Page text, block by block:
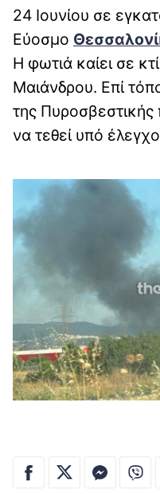
24 Ιουνίου σε
Εύοσμο
Η φωτιά καίει σε
Μαιάνδρου. Επί
της
να τεθεί υπό